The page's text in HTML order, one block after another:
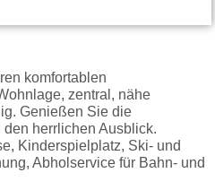
komfortablen
zentral, nähe
Genießen Sie die
herrlichen Ausblick.
Kinderspielplatz, Ski- und
Abholservice für Bahn- und